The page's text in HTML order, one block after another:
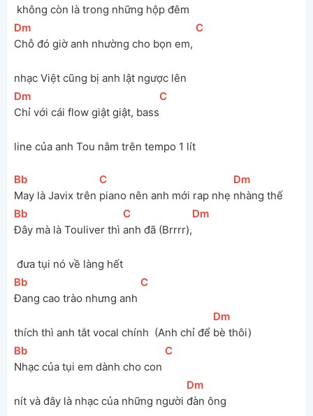
không còn là trong những hộp đêm
[Dm
Chỗ đó giờ anh nhường cho bọn em,
[
C
nhạc Việt cũng bị anh lật ngược lên
[Dm
Chỉ với cái flow giật giật, bass
[
C
line của anh Tou nằm trên tempo 1 lít
[Bb
May là Javix trên
[
C
piano nên anh mới rap nhẹ
[Dm
nhàng thế
[Bb
Đây mà là Touliver thì
[
C
anh đã (Brrrr),
[Dm
đưa tụi nó về làng hết
[Bb
Đang cao trào nhưng anh
[
C
thích thì anh tắt vocal chính  (Anh chỉ để
[Dm
bè thôi)
[Bb
Nhạc của tụi em dành cho con
[
C
nít và đây là nhạc của những người
[Dm
đàn ông